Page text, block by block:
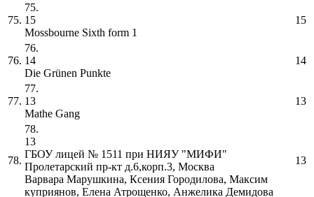
75.
75.
15
Mossbourne Sixth form 1
15
76.
76.
14
Die Grünen Punkte
14
77.
77.
13
Mathe Gang
13
78.
78.
13
ГБОУ лицей № 1511 при НИЯУ "МИФИ"
Пролетарский пр-кт д.6,корп.3, Москва
Варвара Марушкина, Ксения Городилова, Максим
куприянов, Елена Атрощенко, Анжелика Демидова
13